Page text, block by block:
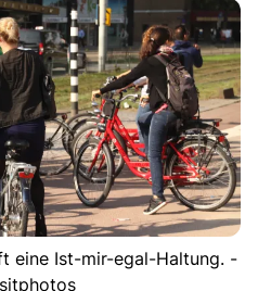
eine Ist-mir-egal-Haltung. -